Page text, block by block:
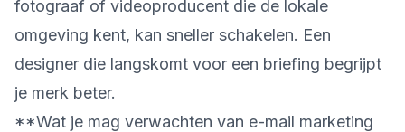
fotograaf of videoproducent die de lokale
omgeving kent, kan sneller schakelen. Een
designer die langskomt voor een briefing begrijpt
je merk beter.
**Wat je mag verwachten van e-mail marketing